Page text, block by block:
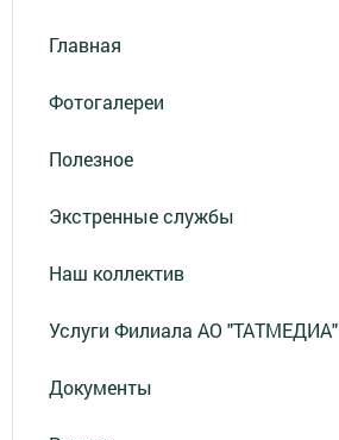
Главная
Фотогалереи
Полезное
Экстренные службы
Наш коллектив
Услуги Филиала АО "ТАТМЕДИА"
Документы